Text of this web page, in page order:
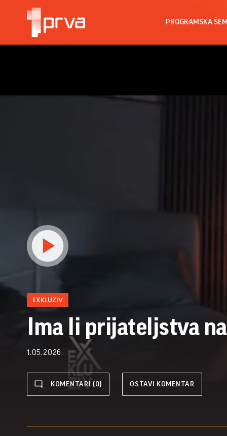
PROGRAMSKA
EXKLUZIV
Ima li prijateljstva
1.05.2026.
KOMENTARI (0) OSTAVI KOMENTAR